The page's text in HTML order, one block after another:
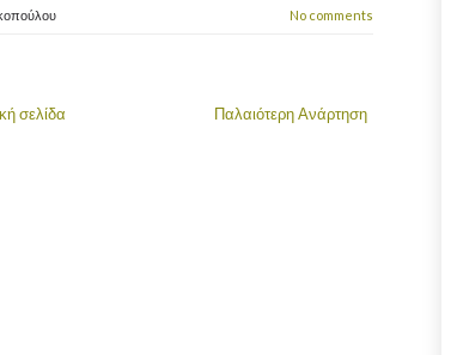
No comments
Παλαιότερη Ανάρτηση
σελίδα